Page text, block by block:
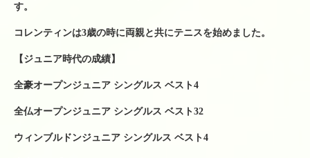
す。
コレンティンは3歳の時に両親と共にテニスを始めました。
【ジュニア時代の成績】
全豪オープンジュニア シングルス ベスト4
全仏オープンジュニア シングルス ベスト32
ウィンブルドンジュニア シングルス ベスト4
シダス・インソール
グリップテープ
振動止め